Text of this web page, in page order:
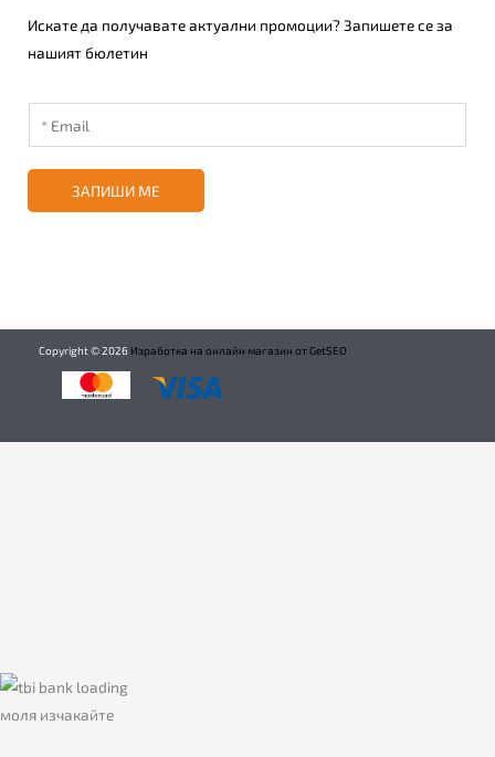
Искате да получавате актуални промоции? Запишете се за
нашият бюлетин
ЗАПИШИ МЕ
Copyright ©2026 Изработка на онлайн магазин от GetSEO
моля изчакайте